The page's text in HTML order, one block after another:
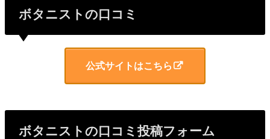
ボタニストの口コミ
公式サイトはこちら
ボタニストの口コミ投稿フォーム